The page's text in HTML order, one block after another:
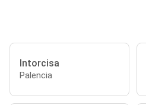
Intorcisa
Palencia